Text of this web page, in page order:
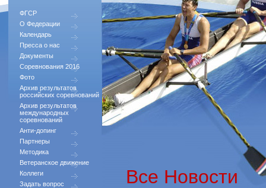
ФГСР
О Федерации
Календарь
Пресса о нас
Документы
Соревнования 2016
Фото
Архив результатов
российских соревнований
Архив результатов
международных
соревнований
Анти-допинг
Партнеры
Методика
Ветеранское движение
Коллеги
Задать вопрос
Все Новости